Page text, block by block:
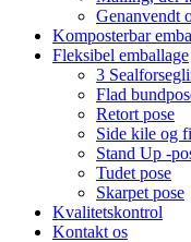
Genanvendt
Komposterbar
Fleksibel emballage
3
Flad
Retort pose
Side kile og
Stand Up -
Tudet pose
Skarpet pose
Kvalitetskontrol
Kontakt os